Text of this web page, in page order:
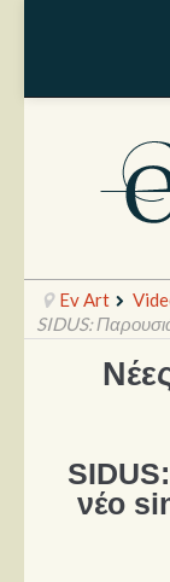
Ραπόρτο
Θέατρο
Ev Art
SIDUS:
νέο